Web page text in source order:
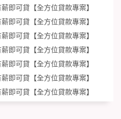
即可貸【全方位貸款專案】
即可貸【全方位貸款專案】
即可貸【全方位貸款專案】
即可貸【全方位貸款專案】
即可貸【全方位貸款專案】
即可貸【全方位貸款專案】
即可貸【全方位貸款專案】